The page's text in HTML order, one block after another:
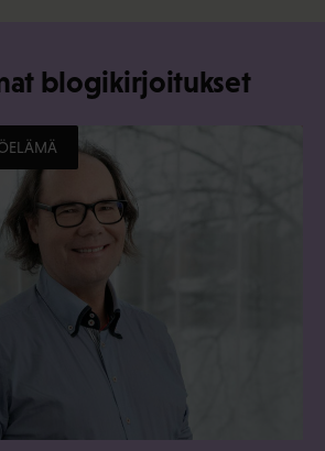
blogikirjoitukset